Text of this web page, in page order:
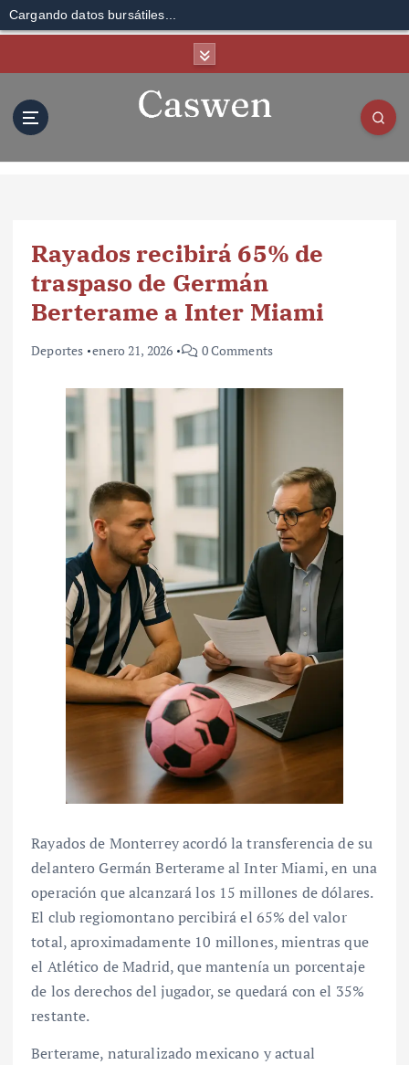
Cargando datos bursátiles...
Rayados recibirá 65% de
traspaso de Germán
Berterame a Inter Miami
Deportes enero 21, 2026 0 Comments
Rayados de Monterrey acordó la transferencia de su
delantero Germán Berterame al Inter Miami, en una
operación que alcanzará los 15 millones de dólares.
El club regiomontano percibirá el 65% del valor
total, aproximadamente 10 millones, mientras que
el Atlético de Madrid, que mantenía un porcentaje
de los derechos del jugador, se quedará con el 35%
restante.
Berterame, naturalizado mexicano y actual